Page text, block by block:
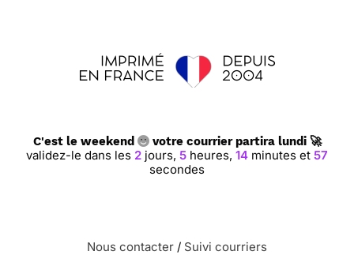
C'est le weekend votre courrier partira lundi 🚀
validez-le dans les 2jours, 5heures, 14minutes et 56
secondes
Nous contacter / Suivi courriers